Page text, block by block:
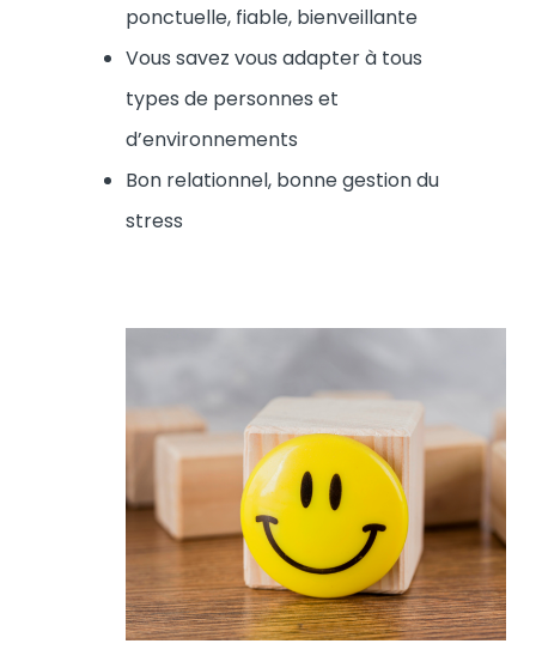
ponctuelle, fiable, bienveillante
Vous savez vous adapter à tous
types de personnes et
d’environnements
Bon relationnel, bonne gestion du
stress